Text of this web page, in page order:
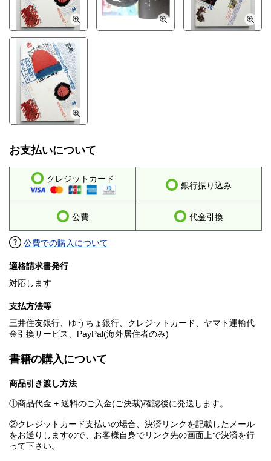
お支払いについて
クレジットカード
銀行振り込み
公費 代金引換
公費での購入について
適格請求書発行
対応します
支払方法等
三井住友銀行、ゆうちょ銀行、クレジットカード、ヤマト運輸代
金引換サービス、PayPal(海外居住者のみ)
書籍の購入について
商品引き渡し方法
①商品代金 + 送料のご入金(ご決裁)確認後に発送します。
②クレジットカード支払いの場合、決済リンクを記載したメール
をお送りしますので、お客様自身でリンク先の画面上で決済を行
って下さい。